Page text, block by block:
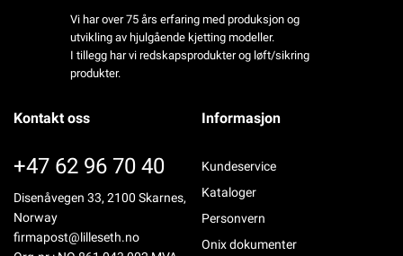
Vi har over 75 års erfaring med produksjon og
utvikling av hjulgående kjetting modeller.
I tillegg har vi redskapsprodukter og løft/sikring
produkter.
Kontakt oss
+47 62 96 70 40
Disenåvegen 33, 2100 Skarnes,
Norway
firmapost@lilleseth.no
Informasjon
Kundeservice
Kataloger
Personvern
Onix dokumenter